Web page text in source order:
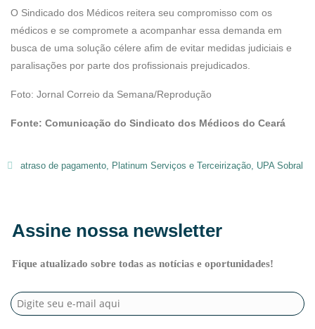
O Sindicado dos Médicos reitera seu compromisso com os
médicos e se compromete a acompanhar essa demanda em
busca de uma solução célere afim de evitar medidas judiciais e
paralisações por parte dos profissionais prejudicados.
Foto: Jornal Correio da Semana/Reprodução
Fonte: Comunicação do Sindicato dos Médicos do Ceará
atraso de pagamento, Platinum Serviços e Terceirização, UPA Sobral
Assine nossa newsletter
Fique atualizado sobre todas as notícias e oportunidades!